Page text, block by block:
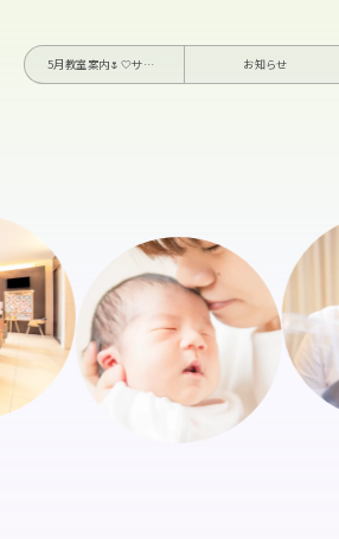
5月教室案内🌷🤍サロンこころ お知らせ